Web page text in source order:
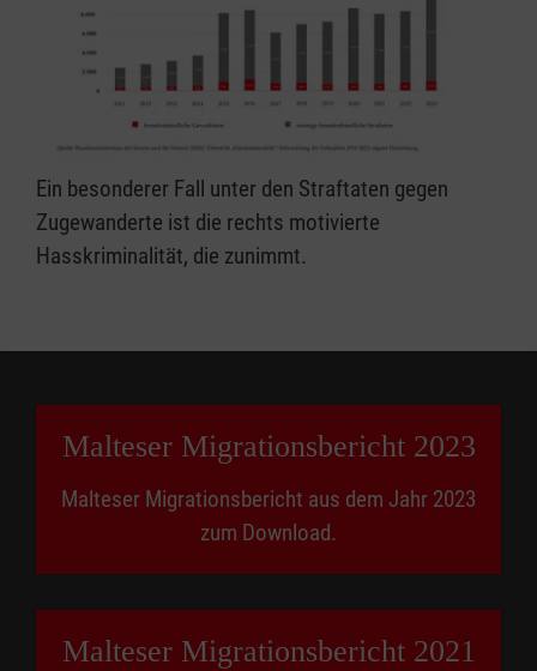
Ein besonderer Fall unter den Straftaten gegen
Zugewanderte ist die rechts motivierte
Hasskriminalität, die zunimmt.
Malteser Migra­tions­bericht 2023
Malteser Migrationsbericht aus dem Jahr 2023
zum Download.
Malteser Migra­tions­bericht 2021